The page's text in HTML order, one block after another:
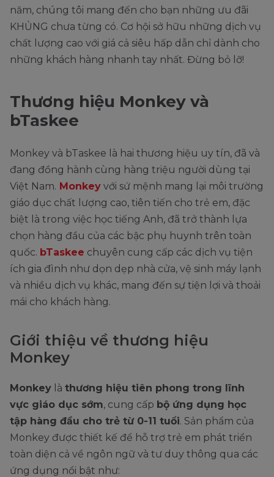
năm, chúng tôi mang đến cho bạn những ưu đãi
KHỦNG chưa từng có. Cơ hội sở hữu những dịch vụ
chất lượng cao với giá cả siêu hấp dẫn chỉ dành cho
những khách hàng nhanh tay nhất. Đừng bỏ lỡ!
Thương hiệu Monkey và
bTaskee
Monkey và bTaskee là hai thương hiệu uy tín, đã và
đang đồng hành cùng hàng triệu người dùng tại
Việt Nam. Monkey với sứ mệnh mang lại môi trường
giáo dục chất lượng cao, tiên tiến cho trẻ em, đặc
biệt là trong việc học tiếng Anh, đã trở thành lựa
chọn hàng đầu của các bậc phụ huynh trên toàn
quốc. bTaskee chuyên cung cấp các dịch vụ tiện
ích gia đình như dọn dẹp nhà cửa, vệ sinh máy lạnh
và nhiều dịch vụ khác, mang đến sự tiện lợi và thoải
mái cho khách hàng.
Giới thiệu về thương hiệu
Monkey
Monkey là thương hiệu tiên phong trong lĩnh
vực giáo dục sớm, cung cấp bộ ứng dụng học
tập hàng đầu cho trẻ từ 0-11 tuổi. Sản phẩm của
Monkey được thiết kế để hỗ trợ trẻ em phát triển
toàn diện cả về ngôn ngữ và tư duy thông qua các
ứng dụng nổi bật như: